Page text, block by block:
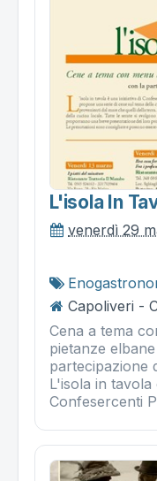
L'isola In
venerdì 29
Capoliveri -
Cena a tema
pietanze
partecipazione
L'isola in tavola
Confesercenti